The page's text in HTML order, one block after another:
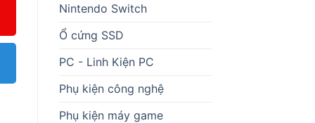
Nintendo Switch
Ổ cứng SSD
PC - Linh Kiện PC
Phụ kiện công nghệ
Phụ kiện máy game